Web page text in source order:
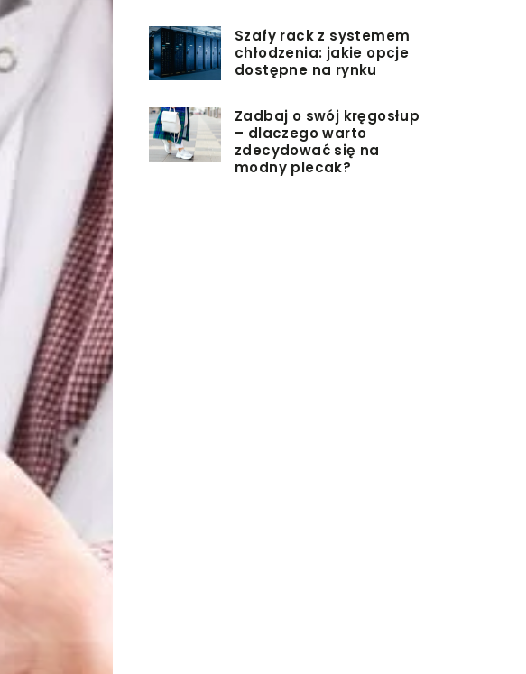
Szafy rack z systemem
chłodzenia: jakie opcje
dostępne na rynku
Zadbaj o swój kręgosłup
– dlaczego warto
zdecydować się na
modny plecak?